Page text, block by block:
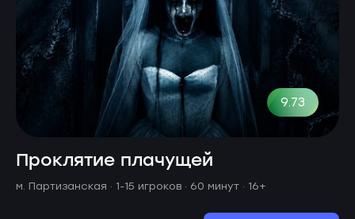
9.73
Проклятие плачущей
м. Партизанская · 1-15 игроков · 60 минут · 16+